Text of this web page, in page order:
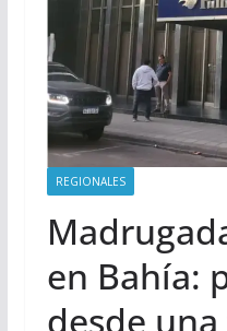
REGIONALES
en Bahía:
desde